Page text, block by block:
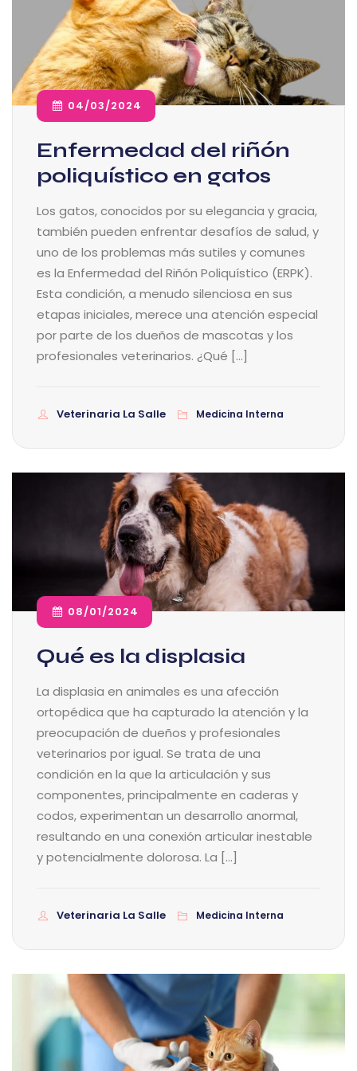
04/03/2024
Enfermedad del riñón
poliquístico en gatos
Los gatos, conocidos por su elegancia y gracia,
también pueden enfrentar desafíos de salud, y
uno de los problemas más sutiles y comunes
es la Enfermedad del Riñón Poliquístico (ERPK).
Esta condición, a menudo silenciosa en sus
etapas iniciales, merece una atención especial
por parte de los dueños de mascotas y los
profesionales veterinarios. ¿Qué […]
Veterinaria La Salle Medicina Interna
08/01/2024
Qué es la displasia
La displasia en animales es una afección
ortopédica que ha capturado la atención y la
preocupación de dueños y profesionales
veterinarios por igual. Se trata de una
condición en la que la articulación y sus
componentes, principalmente en caderas y
codos, experimentan un desarrollo anormal,
resultando en una conexión articular inestable
y potencialmente dolorosa. La […]
Veterinaria La Salle Medicina Interna